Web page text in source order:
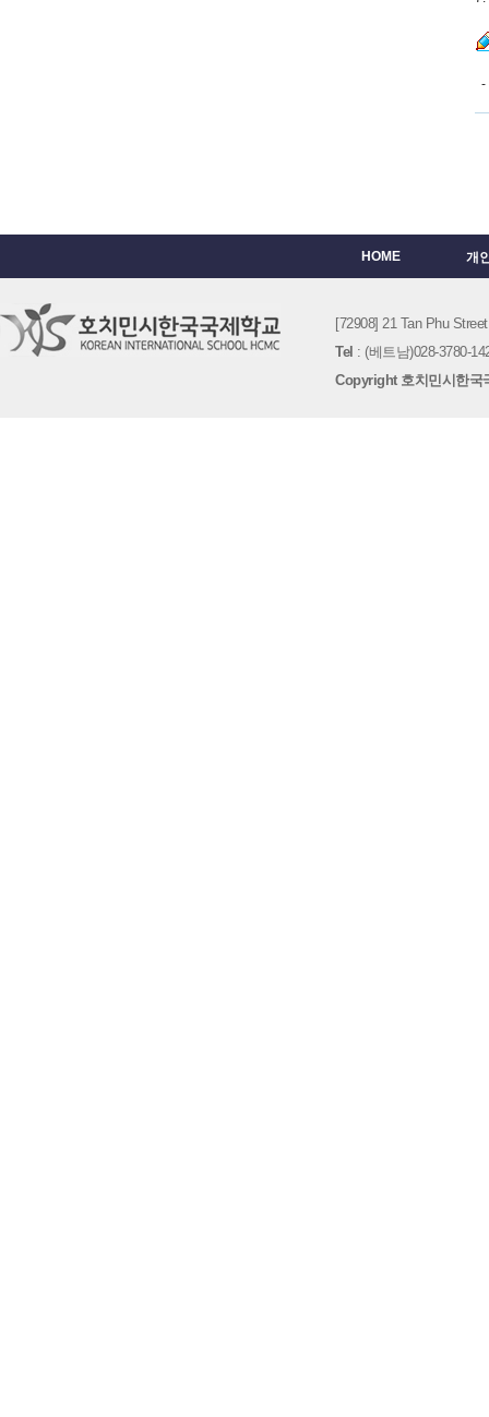
-
HOME 개
[72908] 21 Tan Phu
Tel : (베트남)028-3780-
Copyright 호치민시한국